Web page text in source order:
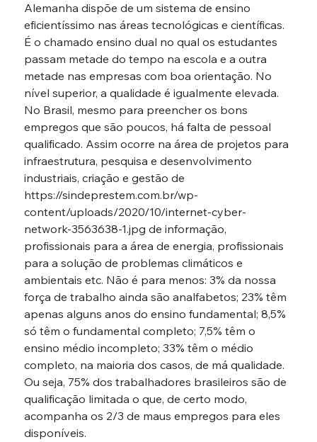
Alemanha dispõe de um sistema de ensino
eficientíssimo nas áreas tecnológicas e científicas.
É o chamado ensino dual no qual os estudantes
passam metade do tempo na escola e a outra
metade nas empresas com boa orientação. No
nível superior, a qualidade é igualmente elevada.
No Brasil, mesmo para preencher os bons
empregos que são poucos, há falta de pessoal
qualificado. Assim ocorre na área de projetos para
infraestrutura, pesquisa e desenvolvimento
industriais, criação e gestão de
https://sindeprestem.com.br/wp-
content/uploads/2020/10/internet-cyber-
network-3563638-1.jpg de informação,
profissionais para a área de energia, profissionais
para a solução de problemas climáticos e
ambientais etc. Não é para menos: 3% da nossa
força de trabalho ainda são analfabetos; 23% têm
apenas alguns anos do ensino fundamental; 8,5%
só têm o fundamental completo; 7,5% têm o
ensino médio incompleto; 33% têm o médio
completo, na maioria dos casos, de má qualidade.
Ou seja, 75% dos trabalhadores brasileiros são de
qualificação limitada o que, de certo modo,
acompanha os 2/3 de maus empregos para eles
disponíveis.